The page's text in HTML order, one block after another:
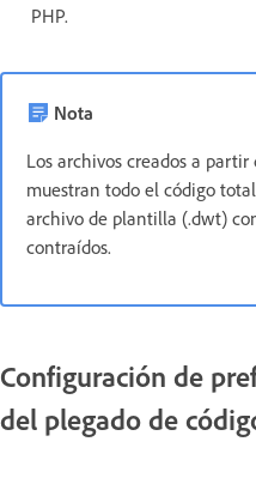
PHP.
Nota
Los archivos creados a
muestran todo el código
archivo de plantilla (.dwt)
contraídos.
Configuración de
del plegado de